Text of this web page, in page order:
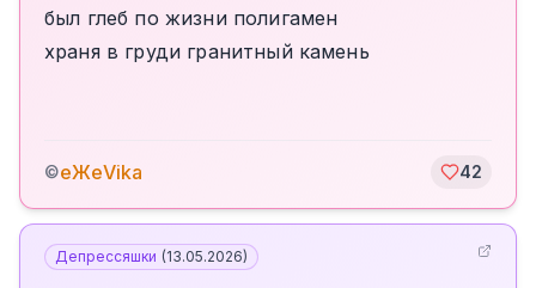
был глеб по жизни полигамен
храня в груди гранитный камень
©еЖеVika 42
Депрессяшки (13.05.2026)